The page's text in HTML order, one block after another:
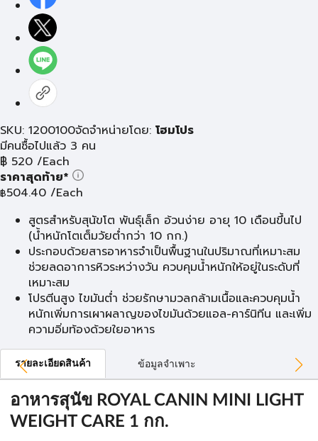
SKU: 1200100จัดจำหน่ายโดย: โฮมโปร
มีคนซื้อไปแล้ว 3 คน
฿ 520 /Each
ราคาสุดท้าย*
฿504.40 /Each
สูตรสำหรับสุนัขโต พันธุ์เล็ก อ้วนง่าย อายุ 10 เดือนขึ้นไป
(น้ำหนักโตเต็มวัยต่ำกว่า 10 กก.)
ประกอบด้วยสารอาหารจำเป็นพื้นฐานในปริมาณที่เหมาะสม
ช่วยลดอาการหิวระหว่างวัน ควบคุมน้ำหนักให้อยู่ในระดับที่
เหมาะสม
โปรตีนสูง ไขมันต่ำ ช่วยรักษามวลกล้ามเนื้อและควบคุมน้ำ
หนักเพิ่มการเผาผลาญของไขมันด้วยแอล-คาร์นิทีน และเพิ่ม
ความอิ่มท้องด้วยใยอาหาร
รายละเอียดสินค้า ข้อมูลจำเพาะ
อาหารสุนัข ROYAL CANIN MINI LIGHT
WEIGHT CARE 1 กก.